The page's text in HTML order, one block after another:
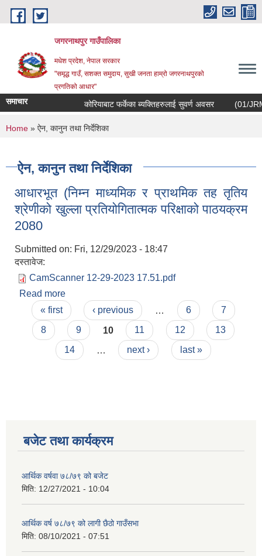
Skip to main content
जगरनाथपुर गाउँपालिका
मधेश प्रदेश, नेपाल सरकार
"समृद्ध गाउँ, सशक्त समुदाय, सुखी जनता हाम्रो जगरनाथपुरको
प्रगतिको आधार"
समाचार कोरियाबाट फर्केका ब्यक्तिहरुलाई सुवर्ण अवसर (01/JRM/
You are here
Home » ऐन, कानुन तथा निर्देशिका
ऐन, कानुन तथा निर्देशिका
आधारभूत (निम्न माध्यमिक र प्राथमिक तह तृतिय
श्रेणीको खुल्ला प्रतियोगितात्मक परिक्षाको पाठयक्रम
2080
Submitted on: Fri, 12/29/2023 - 18:47
दस्तावेज:
CamScanner 12-29-2023 17.51.pdf
Read more
श्रेणीको खुल्ला प्रतियोगितात्मक परिक्षाको पाठयक्रम 2080
Pages
« first ‹ previous 6
7
8
9 10 11 12
13
14
next › last »
बजेट तथा कार्यक्रम
आर्थिक वर्षवा ७८/७९ को बजेट
मिति: 12/27/2021 - 10:04
आर्थिक वर्ष ७८/७९ को लागी छैठो गाउँसभा
मिति: 08/10/2021 - 07:51